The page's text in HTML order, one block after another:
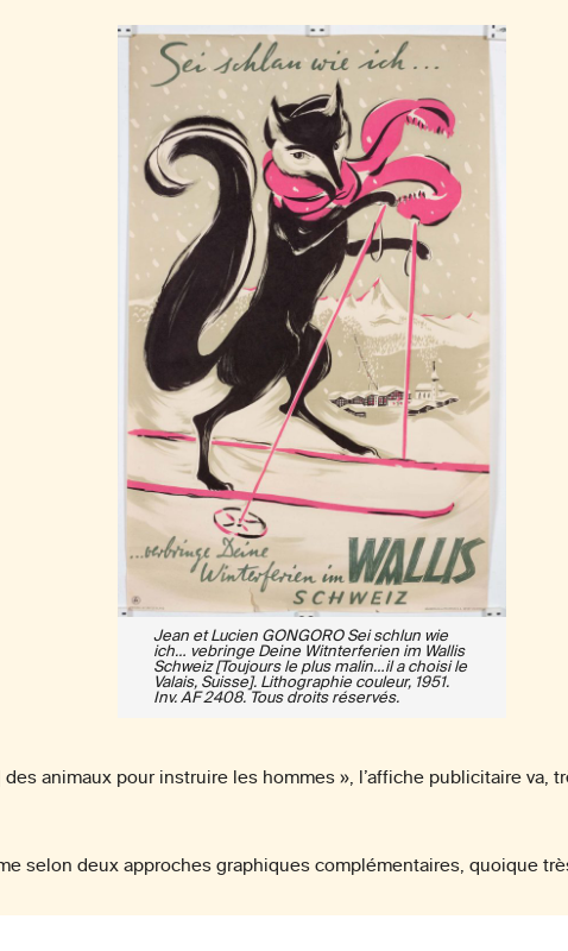
Jean et Lucien GONGORO Sei schlun wie
ich… vebringe Deine Witnterferien im Wallis
Schweiz [Toujours le plus malin…il a choisi le
Valais, Suisse]. Lithographie couleur, 1951.
Inv. AF 2408. Tous droits réservés.
animaux pour instruire les hommes », l’affiche publicitaire va,
selon deux approches graphiques complémentaires, quoique